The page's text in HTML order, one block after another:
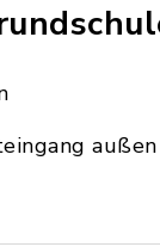
außen